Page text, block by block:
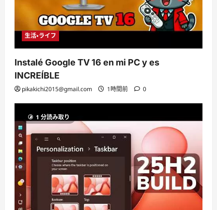
生活・ライフ
Instalé Google TV 16 en mi PC y es
INCREÍBLE
pikakichi2015@gmail.com 1時間前 0
1 分読み取り